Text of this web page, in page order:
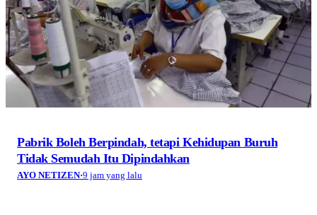
Pabrik Boleh Berpindah, tetapi Kehidupan Buruh
Tidak Semudah Itu Dipindahkan
AYO NETIZEN·9 jam yang lalu